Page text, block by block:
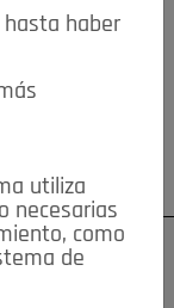
CONTACTO
hasta haber
utiliza
necesarias
como
de